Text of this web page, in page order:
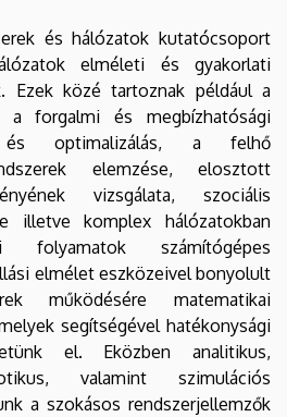
és hálózatok kutatócsoport
elméleti és gyakorlati
Ezek közé tartoznak például a
a forgalmi és megbízhatósági
és optimalizálás, a felhő
elemzése, elosztott
vizsgálata, szociális
illetve komplex hálózatokban
folyamatok számítógépes
elmélet eszközeivel bonyolult
működésére matematikai
segítségével hatékonysági
el. Eközben analitikus,
valamint szimulációs
a szokásos rendszerjellemzők